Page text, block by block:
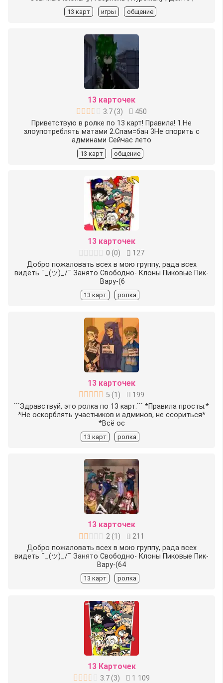
13 карт игры общение
13 карточек
3.7(3)
450
Приветствую в ролке по 13 карт! Правила! 1.Не
злоупотреблять матами 2.Спам=бан 3Не спорить с
админами Сейчас лето
13 карт общение
13 карточек
0 (0)
127
Добро пожаловать всех в мою группу, рада всех
видеть ¯_(ツ)_/¯ Занято Свободно-️ Клоны Пиковые Пик-
️ Вару-(6
13 карт ролка
13 карточек
5 (1 )
199
```Здравствуй, это ролка по 13 карт.``` *Правила просты:*
*Не оскорблять участников и админов, не ссориться*
*Всё ос
13 карт ролка
13 карточек
2(1 )
211
Добро пожаловать всех в мою группу, рада всех
видеть ¯_(ツ)_/¯ Занято Свободно-️ Клоны Пиковые Пик-️
Вару-(64
13 карт ролка
13 Карточек
3.7(3)
1 109